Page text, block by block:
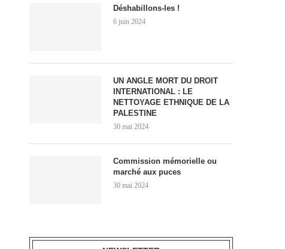
Déshabillons-les !
6 juin 2024
UN ANGLE MORT DU DROIT
INTERNATIONAL : LE
NETTOYAGE ETHNIQUE DE LA
PALESTINE
30 mai 2024
Commission mémorielle ou
marché aux puces
30 mai 2024